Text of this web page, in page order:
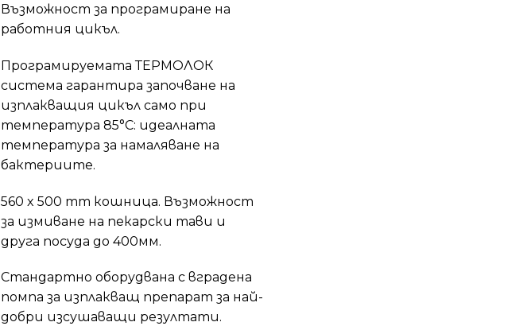
Възможност за програмиране на
работния цикъл.
Програмируемата ТЕРМОЛОК
система гарантира започване на
изплакващия цикъл само при
температура 85°C: идеалната
температура за намаляване на
бактериите.
560 x 500 mm кошница. Възможност
за измиване на пекарски тави и
друга посуда до 400мм.
Стандартно оборудвана с вградена
помпа за изплакващ препарат за най-
добри изсушаващи резултати.